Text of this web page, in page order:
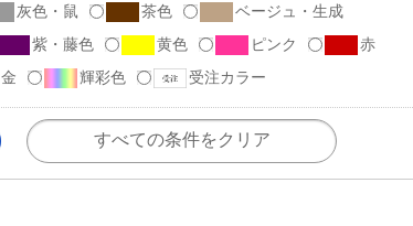
灰色・鼠 茶色
ベージュ・生成
紫・藤色 黄色 ピンク
赤
金 輝彩色 受注カラー